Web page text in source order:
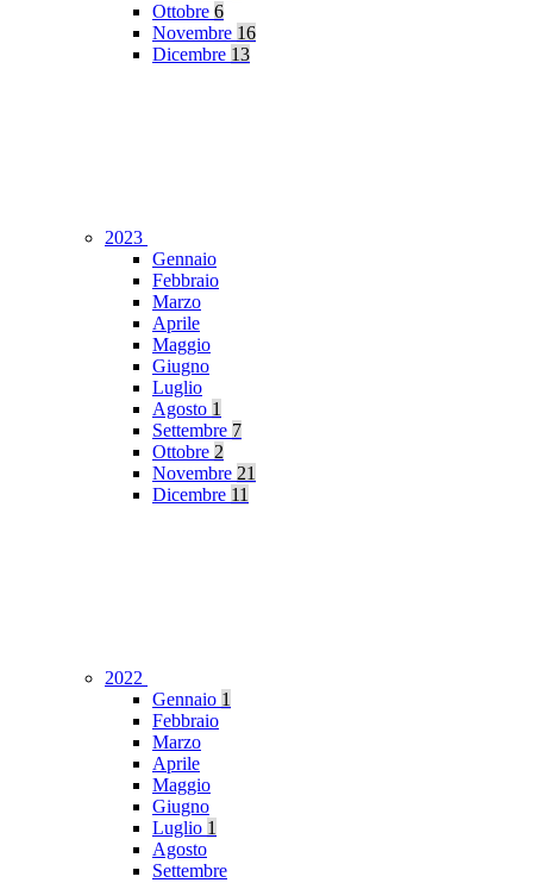
Ottobre 6
Novembre 16
Dicembre 13
2023
Gennaio
Febbraio
Marzo
Aprile
Maggio
Giugno
Luglio
Agosto 1
Settembre 7
Ottobre 2
Novembre 21
Dicembre 11
2022
Gennaio 1
Febbraio
Marzo
Aprile
Maggio
Giugno
Luglio 1
Agosto
Settembre